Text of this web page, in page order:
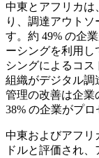
中東とアフリカは
り、調達アウト
す。約 49% の企
ーシングを利用し
シングによるコス
組織がデジタル調
管理の改善は企業
38% の企業がプロ
中東およびアフリ
ドルと評価され